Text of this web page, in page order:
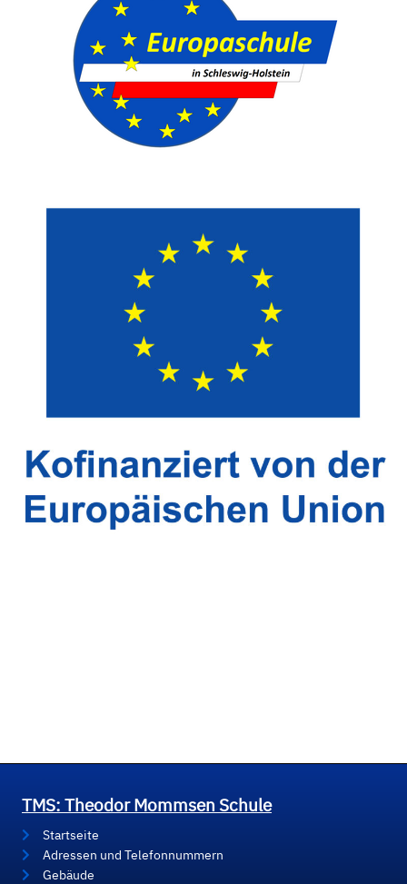
TMS: Theodor Mommsen Schule
Startseite
Adressen und Telefonnummern
Gebäude